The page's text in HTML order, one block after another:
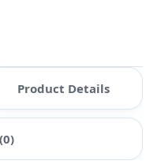
Product Details